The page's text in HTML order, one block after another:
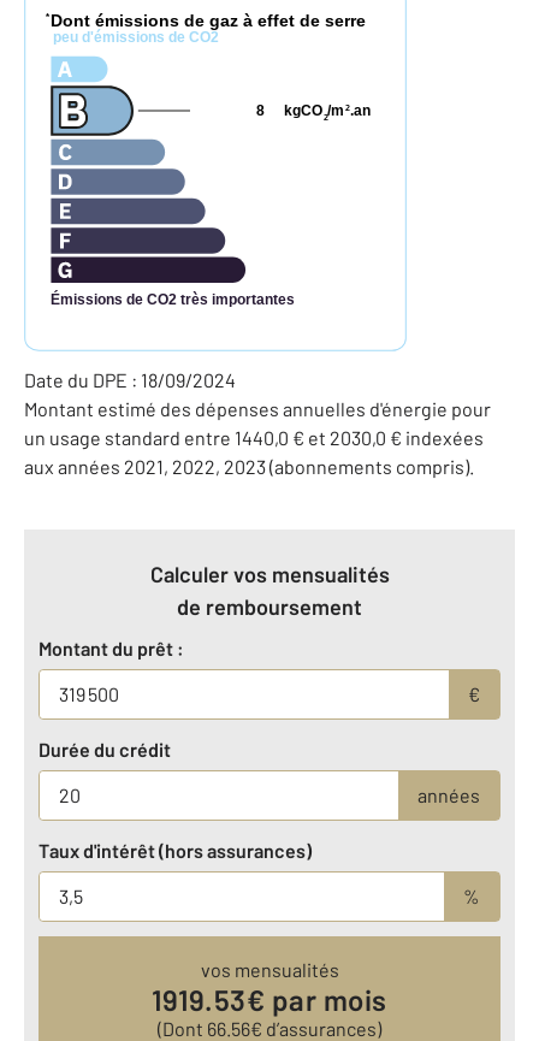
* Dont émissions de gaz à effet de serre
peu d'émissions de CO2
Émissions de CO2 très importantes
kgCO2/m 2.an
8
Date du DPE : 18/09/2024
Montant estimé des dépenses annuelles d'énergie pour
un usage standard entre 1440,0 € et 2030,0 € indexées
aux années 2021, 2022, 2023 (abonnements compris).
Calculer vos mensualités
de remboursement
Montant du prêt :
€
Durée du crédit
années
Taux d'intérêt (hors assurances)
%
vos mensualités
1919.53€ par mois
(Dont 66.56€ d’assurances)